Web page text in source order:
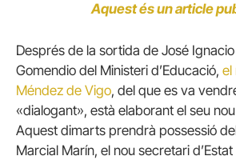
Aquest és un article
Després de la sortida de José
Gomendio del Ministeri d’Educació, el
Méndez de Vigo, del que es va
«dialogant», està elaborant el seu
Aquest dimarts prendrà possessió
Marcial Marín, el nou secretari d’Estat